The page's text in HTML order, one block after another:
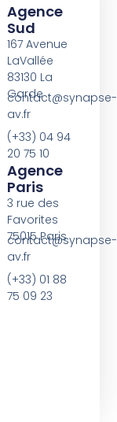
Agence
Sud
167 Avenue
LaVallée
83130 La
Garde
contact@synapse-
av.fr
(+33) 04 94
20 75 10
Agence
Paris
3 rue des
Favorites
75015 Paris
contact@synapse-
av.fr
(+33) 01 88
75 09 23